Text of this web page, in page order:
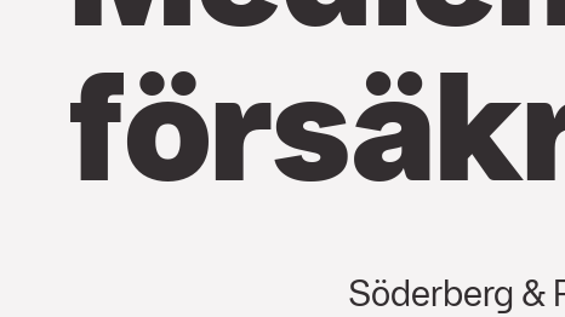
Söderberg &